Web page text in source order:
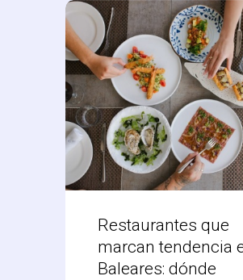
Restaurantes que
marcan tendencia
Baleares: dónde